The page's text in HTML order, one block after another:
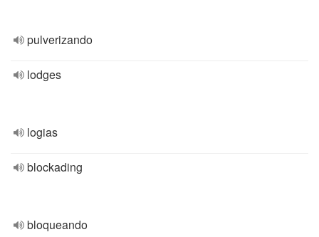
pulverizando
lodges
logias
blockading
bloqueando